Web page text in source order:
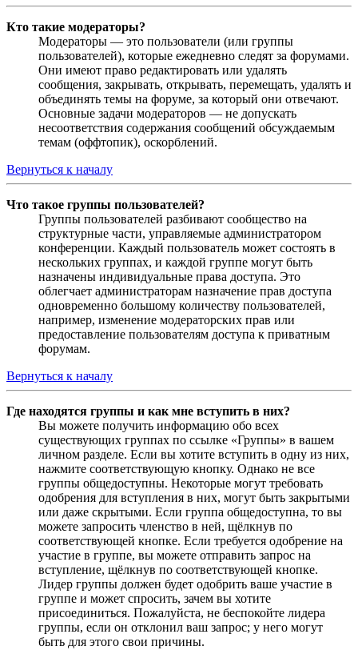
Кто такие модераторы?
Модераторы — это пользователи (или группы
пользователей), которые ежедневно следят за форумами.
Они имеют право редактировать или удалять
сообщения, закрывать, открывать, перемещать, удалять и
объединять темы на форуме, за который они отвечают.
Основные задачи модераторов — не допускать
несоответствия содержания сообщений обсуждаемым
темам (оффтопик), оскорблений.
Вернуться к началу
Что такое группы пользователей?
Группы пользователей разбивают сообщество на
структурные части, управляемые администратором
конференции. Каждый пользователь может состоять в
нескольких группах, и каждой группе могут быть
назначены индивидуальные права доступа. Это
облегчает администраторам назначение прав доступа
одновременно большому количеству пользователей,
например, изменение модераторских прав или
предоставление пользователям доступа к приватным
форумам.
Вернуться к началу
Где находятся группы и как мне вступить в них?
Вы можете получить информацию обо всех
существующих группах по ссылке «Группы» в вашем
личном разделе. Если вы хотите вступить в одну из них,
нажмите соответствующую кнопку. Однако не все
группы общедоступны. Некоторые могут требовать
одобрения для вступления в них, могут быть закрытыми
или даже скрытыми. Если группа общедоступна, то вы
можете запросить членство в ней, щёлкнув по
соответствующей кнопке. Если требуется одобрение на
участие в группе, вы можете отправить запрос на
вступление, щёлкнув по соответствующей кнопке.
Лидер группы должен будет одобрить ваше участие в
группе и может спросить, зачем вы хотите
присоединиться. Пожалуйста, не беспокойте лидера
группы, если он отклонил ваш запрос; у него могут
быть для этого свои причины.